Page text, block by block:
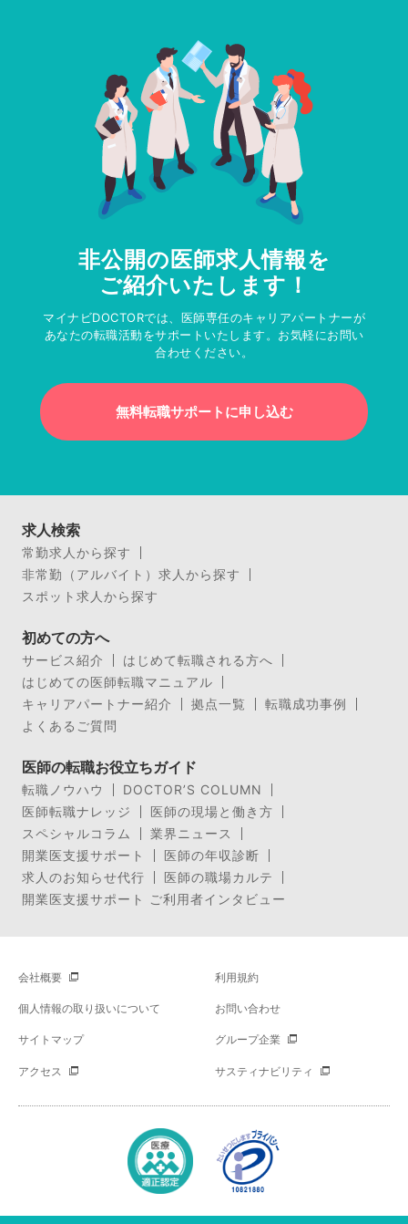
非公開の医師求人情報を
ご紹介いたします！
マイナビDOCTORでは、医師専任のキャリアパートナーが
あなたの転職活動をサポートいたします。お気軽にお問い
合わせください。
無料転職サポートに申し込む
求人検索
常勤求人から探す
非常勤（アルバイト）求人から探す
スポット求人から探す
初めての方へ
サービス紹介
はじめて転職される方へ
はじめての医師転職マニュアル
キャリアパートナー紹介
拠点一覧
転職成功事例
よくあるご質問
医師の転職お役立ちガイド
転職ノウハウ
DOCTOR’S COLUMN
医師転職ナレッジ
医師の現場と働き方
スペシャルコラム
業界ニュース
開業医支援サポート
医師の年収診断
求人のお知らせ代行
医師の職場カルテ
開業医支援サポート ご利用者インタビュー
会社概要 利用規約
個人情報の取り扱いについて お問い合わせ
サイトマップ グループ企業
アクセス サスティナビリティ